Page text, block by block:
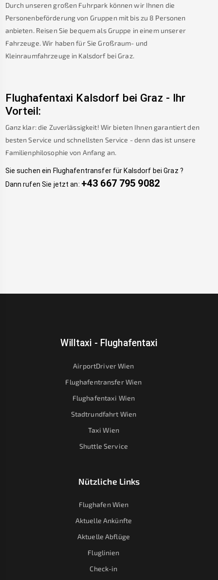
Durch unseren großen Fuhrpark können wir Ihnen die
Personenbeförderung von Gruppen mit bis zu 8 Personen
anbieten. Reisen Sie bequem als Gruppe in einem unserer
Fahrzeuge. Wir haben für Sie Großraum- und
Kleinraumfahrzeuge in Kalsdorf bei Graz.
Flughafentaxi Kalsdorf bei Graz - Ihr
Vorteil:
Ganz klar: die Zuverlässigkeit! Wir bieten Ihnen garantiert den
besten Service und schnellsten Service - denn das ist unsere
Familienphilosophie von Anfang an.
Sie suchen ein Flughafentransfer für Kalsdorf bei Graz ?
Dann rufen Sie jetzt an: +43 667 795 9082
Willtaxi - Flughafentaxi
AirportDriver Wien
Flughafentransfer Wien
Flughafentaxi Wien
Stadtrundfahrt Wien
Taxi Wien
Shuttle Service
Nützliche Links
Flughafen Wien
Aktuelle Ankünfte
Aktuelle Abflüge
Fluglinien
Check-in